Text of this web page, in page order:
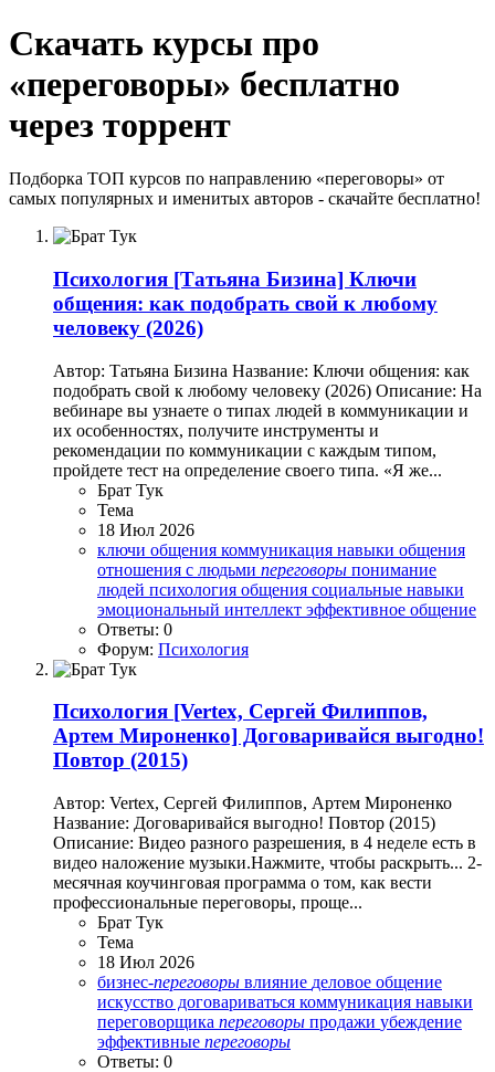
Скачать курсы про
«переговоры» бесплатно
через торрент
Подборка ТОП курсов по направлению «переговоры» от
самых популярных и именитых авторов - скачайте бесплатно!
Психология [Татьяна Бизина] Ключи
общения: как подобрать свой к любому
человеку (2026)
Автор: Татьяна Бизина Название: Ключи общения: как
подобрать свой к любому человеку (2026) Описание: На
вебинаре вы узнаете о типах людей в коммуникации и
их особенностях, получите инструменты и
рекомендации по коммуникации с каждым типом,
пройдете тест на определение своего типа. «Я же...
Брат Тук
Тема
18 Июл 2026
ключи общения коммуникация навыки общения
отношения с людьми переговоры понимание
людей психология общения социальные навыки
эмоциональный интеллект эффективное общение
Ответы: 0
Форум: Психология
Психология [Vertex, Сергей Филиппов,
Артем Мироненко] Договаривайся выгодно!
Повтор (2015)
Автор: Vertex, Сергей Филиппов, Артем Мироненко
Название: Договаривайся выгодно! Повтор (2015)
Описание: Видео разного разрешения, в 4 неделе есть в
видео наложение музыки.Нажмите, чтобы раскрыть... 2-
месячная коучинговая программа о том, как вести
профессиональные переговоры, проще...
Брат Тук
Тема
18 Июл 2026
бизнес-переговоры влияние деловое общение
искусство договариваться коммуникация навыки
переговорщика переговоры продажи убеждение
эффективные переговоры
Ответы: 0